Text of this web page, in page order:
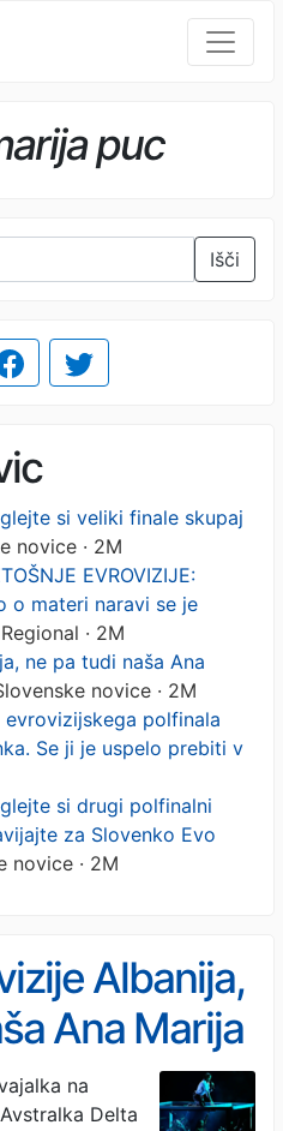
puc
Išči
si veliki finale skupaj
novice · 2M
EVROVIZIJE:
o materi naravi se je
Regional · 2M
ne pa tudi naša Ana
novice · 2M
evrovizijskega polfinala
Se ji je uspelo prebiti v
si drugi polfinalni
za Slovenko Evo
novice · 2M
Albanija,
Ana Marija
na
Delta